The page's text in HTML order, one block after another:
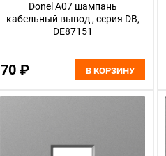
Donel A07 шампань
кабельный вывод , серия DB,
DE87151
70 ₽ В КОРЗИНУ